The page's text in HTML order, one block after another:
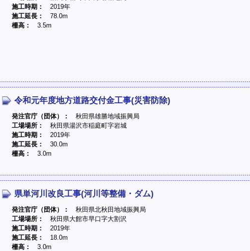
施工時期：
2019年
施工延長：
78.0m
柵高：
3.5m
令和元年度地方道路交付金工事(災害防除)
発注官庁（団体）：
秋田県雄勝地域振興局
工場場所：
秋田県湯沢市稲庭町字岩城
施工時期：
2019年
施工延長：
30.0m
柵高：
3.0m
県単河川改良工事(河川等整備・ダム)
発注官庁（団体）：
秋田県北秋田地域振興局
工場場所：
秋田県大館市早口字大割沢
施工時期：
2019年
施工延長：
18.0m
柵高：
3.0m